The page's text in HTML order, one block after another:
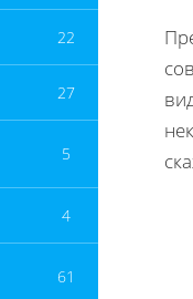
22
27
5
4
61